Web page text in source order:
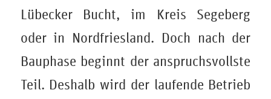
Lübecker Bucht, im Kreis Segeberg
oder in Nordfriesland. Doch nach der
Bauphase beginnt der anspruchsvollste
Teil. Deshalb wird der laufende Betrieb